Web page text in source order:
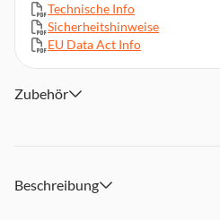
Standby, Startzeitvorwahl,
Start/Pause
Energieverbrauch: 47 kWh/100
Wasserverbrauch: 48 Liter/
Abmessungen (HxBxT): ca. 83 x
Technische Info
Sicherheitshinweise
EU Data Act Info
Zubehör
Beschreibung